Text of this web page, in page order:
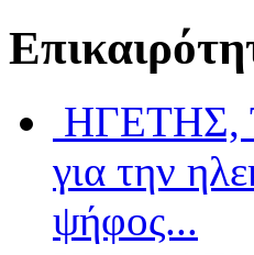
ΗΓΕΤΗΣ,
για την
ψήφος...